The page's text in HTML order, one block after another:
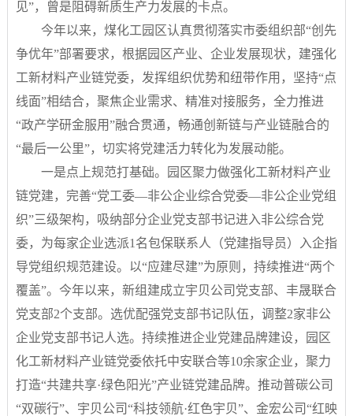
见”，曾是阻碍新质生产力发展的卡点。
今年以来，煤化工园区认真贯彻落实市委组织部“创先
争优年”部署要求，根据园区产业、企业发展现状，建强化
工新材料产业链党委，发挥组织优势和纽带作用，坚持“点
线面”相结合，聚焦企业需求、精准对接服务，全力推进
“政产学研金服用”融合贯通，畅通创新链与产业链融合的
“最后一公里”，切实将党建活力转化为发展动能。
一是点上规范打基础。园区聚力做强化工新材料产业
链党建，完善“党工委—非公企业综合党委—非公企业党组
织”三级架构，吸纳部分企业党支部书记进入非公综合党
委，为每家企业选派1名包保联系人（党建指导员）入企指
导党组织规范建设。以“应建尽建”为原则，持续推进“两个
覆盖”。今年以来，新组建成立宇贝公司党支部、丰晟联合
党支部2个支部。选优配强党支部书记队伍，调整2家非公
企业党支部书记人选。持续推进企业党建品牌建设，园区
化工新材料产业链党委依托中安联合等10余家企业，聚力
打造“共建共享·绿色阳光”产业链党建品牌。推动普碳公司
“双碳行”、宇贝公司“科技领航·红色宇贝”、金宏公司“红映